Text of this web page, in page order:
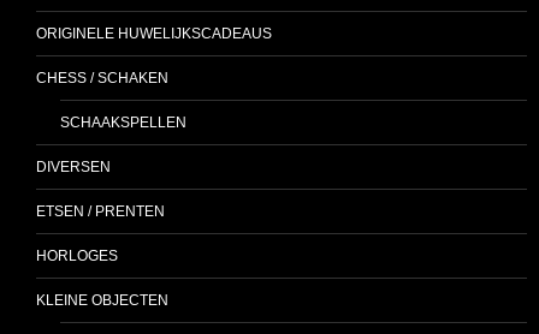
ORIGINELE HUWELIJKSCADEAUS
CHESS / SCHAKEN
SCHAAKSPELLEN
DIVERSEN
ETSEN / PRENTEN
HORLOGES
KLEINE OBJECTEN